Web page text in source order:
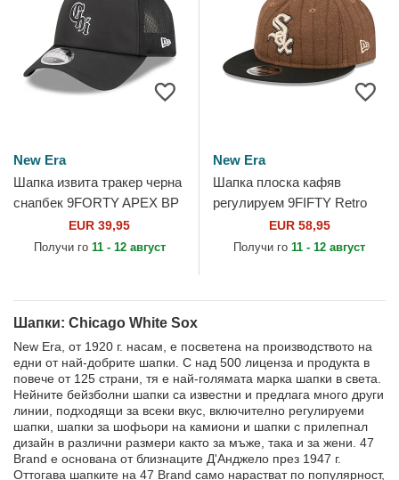
New Era
Шапка извита тракер черна
снапбек 9FORTY APEX BP
Chi на Chicago White Sox
MLB от New Era
EUR 39,95
Получи го 11 - 12 август
New Era
Шапка плоска кафяв
регулируем 9FIFTY Retro
Crown Wool Pinstripe на
Chicago White Sox MLB от
EUR 58,95
Получи го 11 - 12 август
Шапки: Chicago White Sox
New Era, от 1920 г. насам, е посветена на производството на
едни от най-добрите шапки. С над 500 лиценза и продукта в
повече от 125 страни, тя е най-голямата марка шапки в света.
Нейните бейзболни шапки са известни и предлага много други
линии, подходящи за всеки вкус, включително регулируеми
шапки, шапки за шофьори на камиони и шапки с прилепнал
дизайн в различни размери както за мъже, така и за жени. 47
Brand е основана от близнаците Д'Анджело през 1947 г.
Оттогава шапките на 47 Brand само нарастват по популярност,